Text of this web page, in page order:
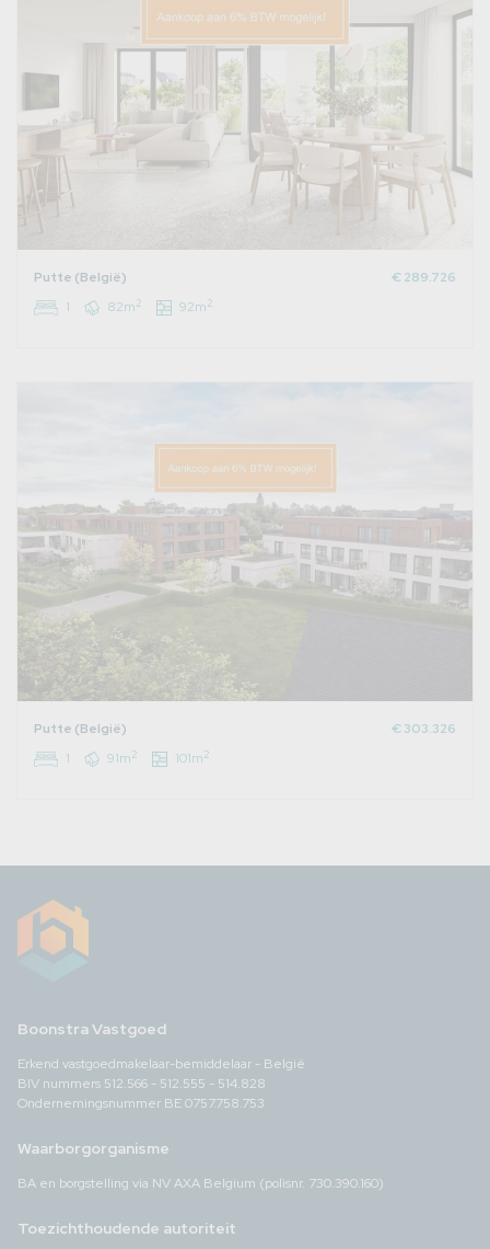
Putte (België)
€ 289.726
1
82m2 92m2
Putte (België)
€ 303.326
1
91m2 101m2
Boonstra Vastgoed
Erkend vastgoedmakelaar-bemiddelaar - België
BIV nummers 512.566 - 512.555 - 514.828
Ondernemingsnummer BE 0757.758.753
Waarborgorganisme
BA en borgstelling via NV AXA Belgium (polisnr. 730.390.160)
Toezichthoudende autoriteit